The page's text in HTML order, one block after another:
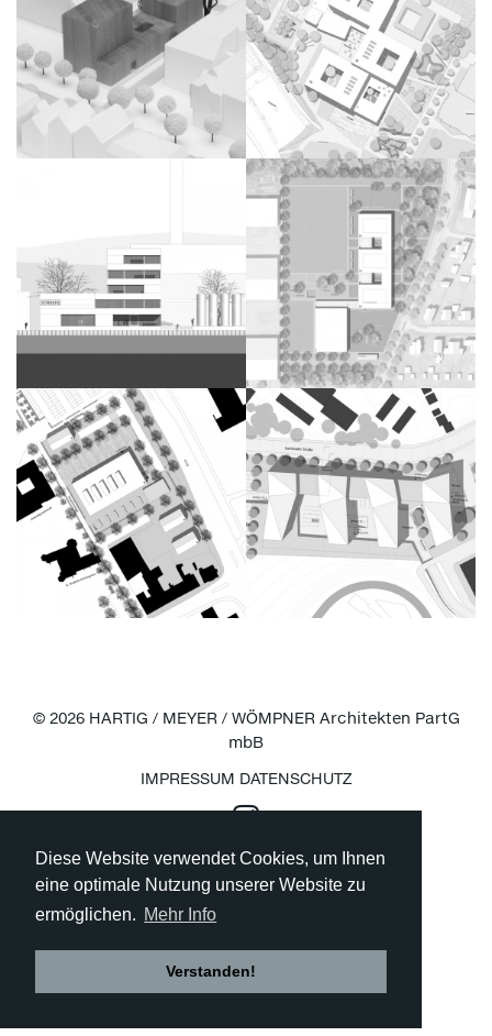
Diese Website verwendet Cookies, um Ihnen
eine optimale Nutzung unserer Website zu
ermöglichen. Mehr Info
Verstanden!
© 2026 HARTIG / MEYER / WÖMPNER Architekten PartG
mbB
IMPRESSUM DATENSCHUTZ
Besuchen
uns
bei